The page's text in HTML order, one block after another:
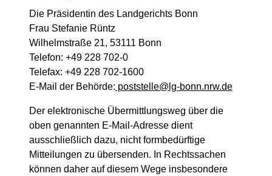
Die Präsidentin des Landgerichts Bonn
Frau Stefanie Rüntz
Wilhelmstraße 21, 53111 Bonn
Telefon: +49 228 702-0
Telefax: +49 228 702-1600
E-Mail der Behörde: poststelle@lg-bonn.nrw.de
Der elektronische Übermittlungsweg über die
oben genannten E-Mail-Adresse dient
ausschließlich dazu, nicht formbedürftige
Mitteilungen zu übersenden. In Rechtssachen
können daher auf diesem Wege insbesondere